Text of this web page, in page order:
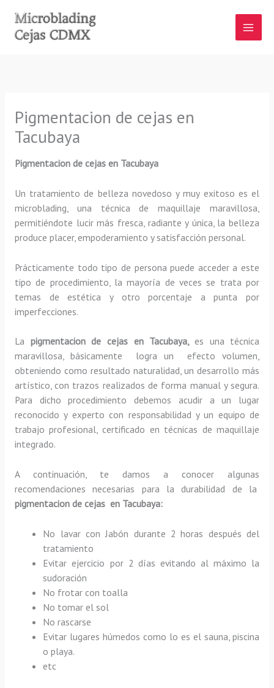
contenido
Pigmentacion de cejas en
Tacubaya
Pigmentacion de cejas en Tacubaya
Un tratamiento de belleza novedoso y muy exitoso es el
microblading, una técnica de maquillaje maravillosa,
permitiéndote lucir más fresca, radiante y única, la belleza
produce placer, empoderamiento y satisfacción personal.
Prácticamente todo tipo de persona puede acceder a este
tipo de procedimiento, la mayoría de veces se trata por
temas de estética y otro porcentaje a punta por
imperfecciones.
La pigmentacion de cejas en Tacubaya, es una técnica
maravillosa, básicamente
logra un efecto volumen,
obteniendo como resultado naturalidad, un desarrollo más
artístico, con trazos realizados de forma manual y segura.
Para dicho procedimiento debemos acudir a un lugar
reconocido y experto con responsabilidad y un equipo de
trabajo profesional, certificado en técnicas de maquillaje
integrado.
A continuación, te damos a conocer algunas
recomendaciones necesarias para la durabilidad de la
pigmentacion de cejas en Tacubaya:
No lavar con Jabón durante 2 horas después del
tratamiento
Evitar ejercicio por 2 días evitando al máximo la
sudoración
No frotar con toalla
No tomar el sol
No rascarse
Evitar lugares húmedos como lo es el sauna, piscina
o playa.
etc